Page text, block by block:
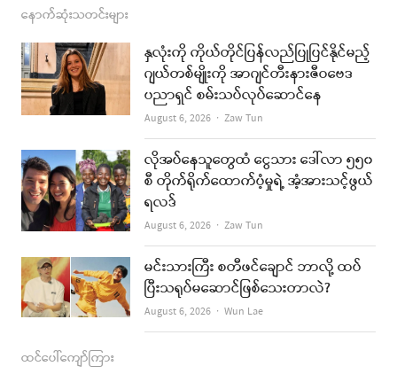
c
e
b
o
k
s
t
a
g
a
m
s
t
u
b
e
i
l
နောက်ဆုံးသတင်းများ
နှလုံးကို ကိုယ်တိုင်ပြန်လည်ပြုပြင်နိုင်မည့်
ဂျယ်တစ်မျိုးကို အာဂျင်တီးနားဇီဝဗေဒ
ပညာရှင် စမ်းသပ်လုပ်ဆောင်နေ
August 6, 2026 Author
Zaw Tun
လိုအပ်နေသူတွေထံ ငွေသား ဒေါ်လာ ၅၅၀
စီ တိုက်ရိုက်ထောက်ပံ့မှုရဲ့ အံ့အားသင့်ဖွယ်
ရလဒ်
August 6, 2026 Author
Zaw Tun
မင်းသားကြီး စတီဖင်ချောင် ဘာလို့ ထပ်
ပြီးသရုပ်မဆောင်ဖြစ်သေးတာလဲ?
August 6, 2026 Author
Wun Lae
ထင်ပေါ်ကျော်ကြား